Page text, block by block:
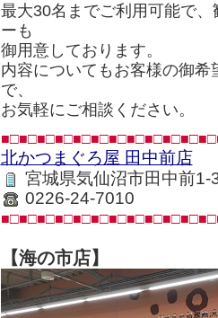
最大30名までご利用可能で
ーも
御用意しております。
内容についてもお客様の御
で、
お気軽にご相談ください。
北かつまぐろ屋 田中前店
宮城県気仙沼市田中前1-
0226-24-7010
【海の市店】